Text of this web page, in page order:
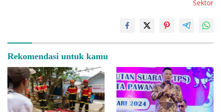
Sektor
Rekomendasi untuk kamu